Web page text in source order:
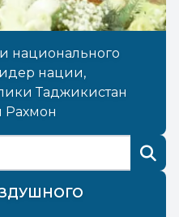
национального
нации,
Таджикистан
Рахмон